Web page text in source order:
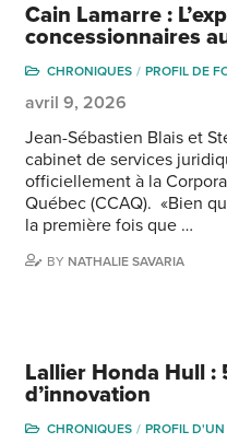
Cain Lamarre :
concessionnaires
CHRONIQUES PROFIL DE
avril 9, 2026
Jean-Sébastien Blais et
cabinet de services
officiellement à la
Québec (CCAQ). «Bien
la première fois que …
BY NATHALIE SAVARIA
Lallier Honda Hull :
d’innovation
CHRONIQUES PROFIL